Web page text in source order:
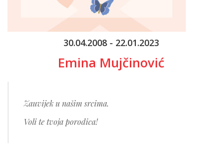
30.04.2008 - 22.01.2023
Emina Mujčinović
Zauvijek u našim srcima.
Voli te tvoja porodica!